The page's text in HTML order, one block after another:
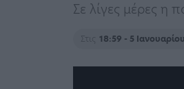
Σε λίγες μέρες η
Στις 18:59 - 5